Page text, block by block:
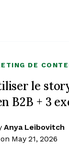
DE
le
B2B + 3
Anya Leibovitch
on May 21, 2026